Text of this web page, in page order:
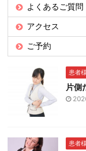
よくあるご質問
アクセス
ご予約
患者
片側
患者